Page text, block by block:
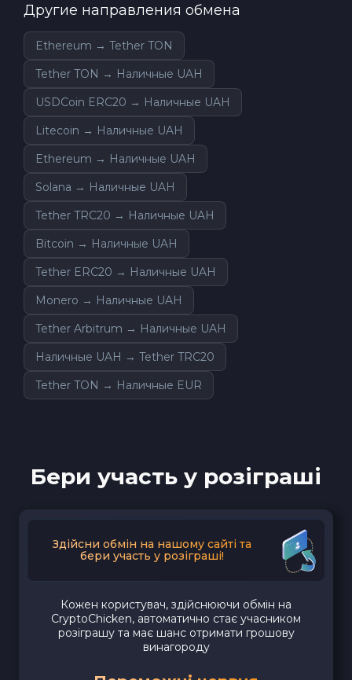
Другие направления обмена
Ethereum → Tether TON
Tether TON → Наличные UAH
USDCoin ERC20 → Наличные UAH
Litecoin → Наличные UAH
Ethereum → Наличные UAH
Solana → Наличные UAH
Tether TRC20 → Наличные UAH
Bitcoin → Наличные UAH
Tether ERC20 → Наличные UAH
Monero → Наличные UAH
Tether Arbitrum → Наличные UAH
Наличные UAH → Tether TRC20
Tether TON → Наличные EUR
Бери участь у розіграші
Здійсни обмін на нашому сайті та
бери участь у розіграші!
Кожен користувач, здійснюючи обмін на
CryptoChicken, автоматично стає учасником
розіграшу та має шанс отримати грошову
винагороду